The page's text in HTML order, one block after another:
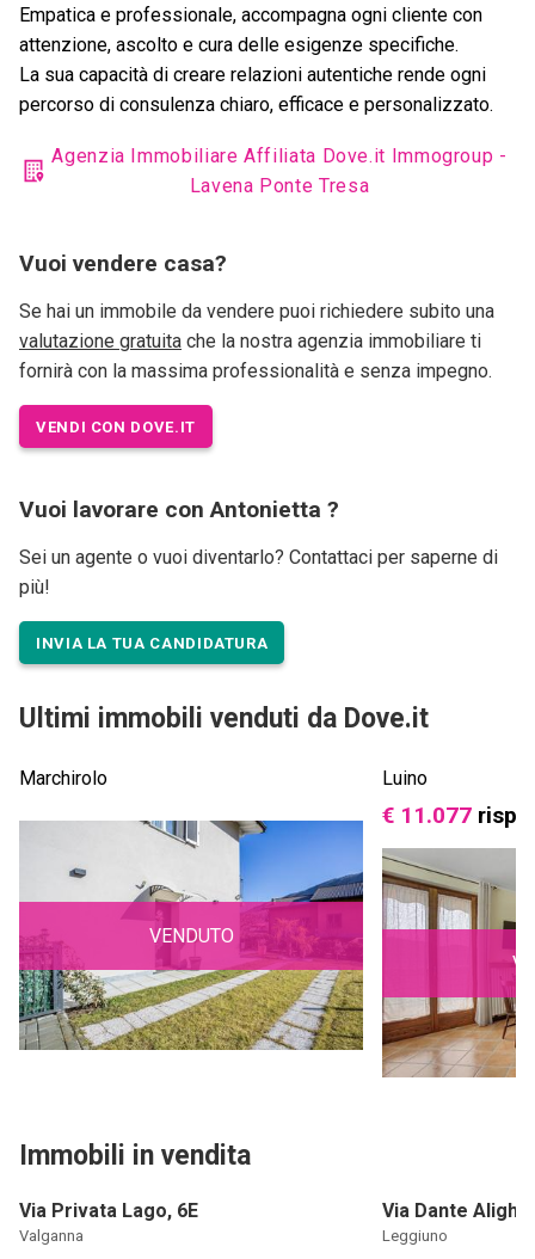
Empatica e professionale, accompagna ogni cliente con
attenzione, ascolto e cura delle esigenze specifiche.
La sua capacità di creare relazioni autentiche rende ogni
percorso di consulenza chiaro, efficace e personalizzato.
Agenzia Immobiliare Affiliata Dove.it Immogroup -
Lavena Ponte Tresa
Vuoi vendere casa?
Se hai un immobile da vendere puoi richiedere subito una
valutazione gratuita che la nostra agenzia immobiliare ti
fornirà con la massima professionalità e senza impegno.
VENDI CON DOVE.IT
Vuoi lavorare con Antonietta ?
Sei un agente o vuoi diventarlo? Contattaci per saperne di
più!
INVIA LA TUA CANDIDATURA
Ultimi immobili venduti da Dove.it
Marchirolo
VENDUTO
Luino
€ 11.077
Immobili in vendita
Via Privata Lago, 6E
Valganna
Via Dante
Leggiuno